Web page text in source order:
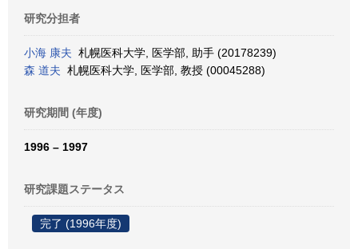
研究分担者
小海 康夫 札幌医科大学, 医学部, 助手 (20178239)
森 道夫 札幌医科大学, 医学部, 教授 (00045288)
研究期間 (年度)
1996 – 1997
研究課題ステータス
完了 (1996年度)